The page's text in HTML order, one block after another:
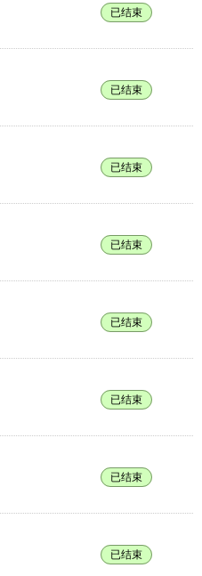
已结束
已结束
已结束
已结束
已结束
已结束
已结束
已结束